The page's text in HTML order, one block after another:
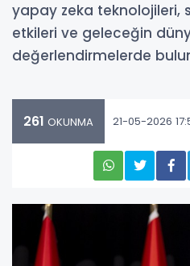
yapay zeka teknolojileri,
etkileri ve geleceğin
değerlendirmelerde
261 OKUNMA 21-05-2026